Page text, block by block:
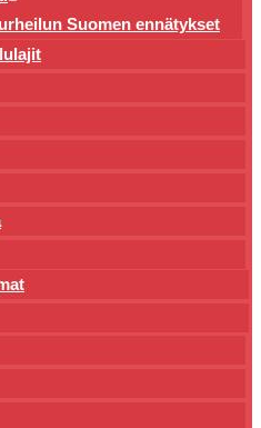
Suomen ennätykset